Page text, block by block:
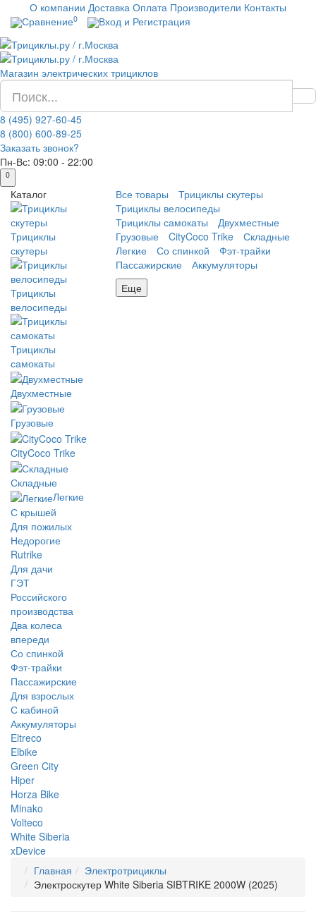
О компании Доставка Оплата Производители Контакты
Сравнение0 Вход и Регистрация
Магазин электрических трициклов
8 (495) 927-60-45
8 (800) 600-89-25
Заказать звонок?
Пн-Вс: 09:00 - 22:00
0
Каталог
Трициклы
скутеры
Трициклы
велосипеды
Трициклы
самокаты
Двухместные
Грузовые
CityCoco Trike
Складные
Легкие
С крышей
Для пожилых
Недорогие
Rutrike
Для дачи
ГЭТ
Российского
производства
Два колеса
впереди
Со спинкой
Фэт-трайки
Пассажирские
Для взрослых
С кабиной
Аккумуляторы
Eltreco
Elbike
Green City
Hiper
Horza Bike
Minako
Volteco
White Siberia
xDevice
Все товары
Трициклы скутеры
Трициклы велосипеды
Трициклы самокаты
Двухместные
Грузовые
CityCoco Trike
Складные
Легкие
Со спинкой
Фэт-трайки
Пассажирские
Аккумуляторы
Еще
Главная
Электротрициклы
Электроскутер White Siberia SIBTRIKE 2000W (2025)